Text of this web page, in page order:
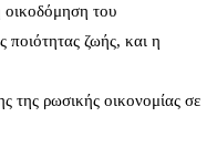
του
ποιότητας ζωής, και η
της ρωσικής οικονομίας σε